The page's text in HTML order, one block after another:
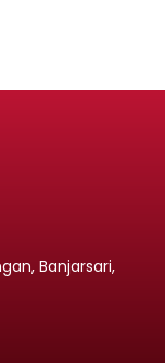
Banjarsari,